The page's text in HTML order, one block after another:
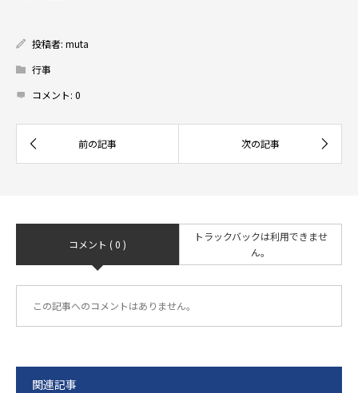
投稿者: muta
行事
コメント: 0
コメント ( 0 )
トラックバックは利用できませ
ん。
この記事へのコメントはありません。
関連記事